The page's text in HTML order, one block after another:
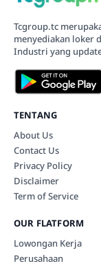
Tcgroup.tc
menyediakan loker
Industri yang
TENTANG
About Us
Contact Us
Privacy Policy
Disclaimer
Term of Service
OUR FLATFORM
Lowongan Kerja
Perusahaan